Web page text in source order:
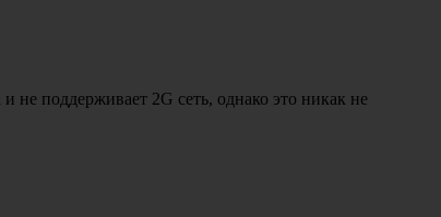
не поддерживает 2G сеть, однако это никак не